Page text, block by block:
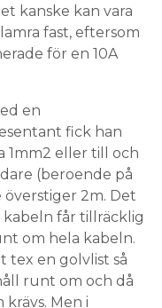
kanske kan vara
fast, eftersom
för en 10A
en
fick han
1mm2 eller till och
(beroende på
2m. Det
får tillräcklig
om hela kabeln.
tex en golvlist så
runt om och då
Men i